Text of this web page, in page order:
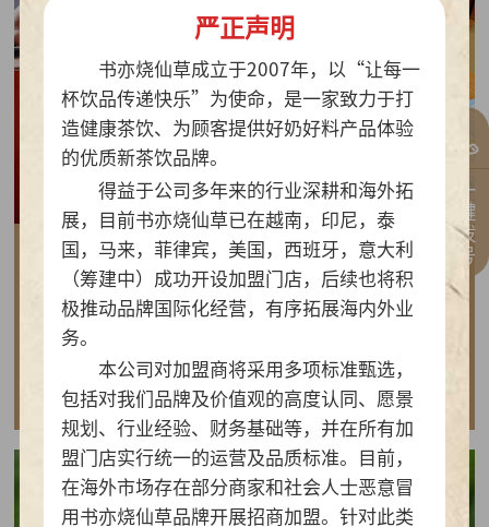
一键拨号
2026-07-30
做实亲民茶饮！书亦烧仙草以“有料品类之王”拿
下2026新茶饮TOP10
查看详情
严正声明
书亦烧仙草成立于2007年，以“让每一
杯饮品传递快乐”为使命，是一家致力于打
造健康茶饮、为顾客提供好奶好料产品体验
的优质新茶饮品牌。
得益于公司多年来的行业深耕和海外拓
展，目前书亦烧仙草已在越南，印尼，泰
国，马来，菲律宾，美国，西班牙，意大利
（筹建中）成功开设加盟门店，后续也将积
极推动品牌国际化经营，有序拓展海内外业
务。
本公司对加盟商将采用多项标准甄选，
包括对我们品牌及价值观的高度认同、愿景
规划、行业经验、财务基础等，并在所有加
盟门店实行统一的运营及品质标准。目前，
在海外市场存在部分商家和社会人士恶意冒
用书亦烧仙草品牌开展招商加盟。针对此类